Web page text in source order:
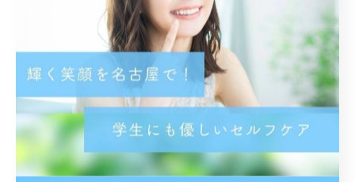
2026/08/07
🌞お出かけが増える季節、口元の準備できてる？🦷✨
2026/08/07